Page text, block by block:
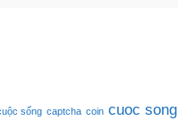
sống captcha coin cuoc song